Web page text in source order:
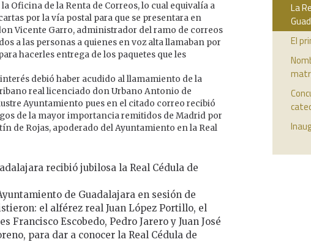
La
El
Oficina de la Renta de Correos, lo cual equivalía a
por la vía postal para que se presentara en
Vicente Garro, administrador del ramo de correos
a las personas a quienes en voz alta llamaban por
hacerles entrega de los paquetes que les
debió haber acudido al llamamiento de la
real licenciado don Urbano Antonio de
Ayuntamiento pues en el citado correo recibió
de la mayor importancia remitidos de Madrid por
de Rojas, apoderado del Ayuntamiento en la Real
recibió jubilosa la Real Cédula de
de Guadalajara en sesión de
el alférez real Juan López Portillo, el
Francisco Escobedo, Pedro Jarero y Juan José
para dar a conocer la Real Cédula de